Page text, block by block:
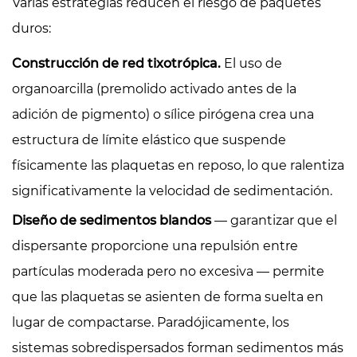
duros:
Construcción de red tixotrópica. El uso de
organoarcilla (premolido activado antes de la
adición de pigmento) o sílice pirógena crea una
estructura de límite elástico que suspende
físicamente las plaquetas en reposo, lo que ralentiza
significativamente la velocidad de sedimentación.
Diseño de sedimentos blandos— garantizar que el
dispersante proporcione una repulsión entre
partículas moderada pero no excesiva — permite
que las plaquetas se asienten de forma suelta en
lugar de compactarse. Paradójicamente, los
sistemas sobredispersados ​​forman sedimentos más